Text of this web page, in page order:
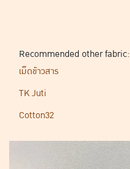
Recommended other fabric:
เม็ดข้าวสาร
TK Juti
Cotton32